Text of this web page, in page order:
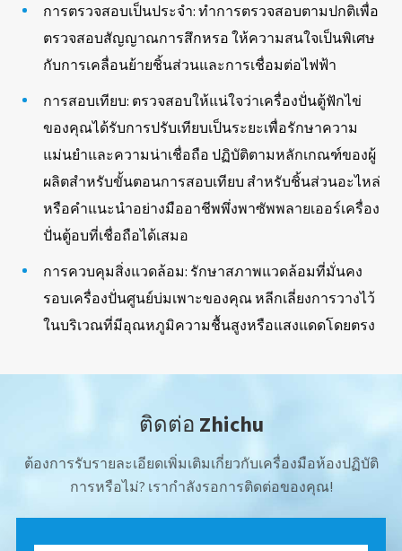
การตรวจสอบเป็นประจำ: ทำการตรวจสอบตามปกติเพื่อ
ตรวจสอบสัญญาณการสึกหรอ ให้ความสนใจเป็นพิเศษ
กับการเคลื่อนย้ายชิ้นส่วนและการเชื่อมต่อไฟฟ้า
การสอบเทียบ: ตรวจสอบให้แน่ใจว่าเครื่องปั่นตู้ฟักไข่
ของคุณได้รับการปรับเทียบเป็นระยะเพื่อรักษาความ
แม่นยำและความน่าเชื่อถือ ปฏิบัติตามหลักเกณฑ์ของผู้
ผลิตสำหรับขั้นตอนการสอบเทียบ สำหรับชิ้นส่วนอะไหล่
หรือคำแนะนำอย่างมืออาชีพพึ่งพาซัพพลายเออร์เครื่อง
ปั่นตู้อบที่เชื่อถือได้เสมอ
การควบคุมสิ่งแวดล้อม: รักษาสภาพแวดล้อมที่มั่นคง
รอบเครื่องปั่นศูนย์บ่มเพาะของคุณ หลีกเลี่ยงการวางไว้
ในบริเวณที่มีอุณหภูมิความชื้นสูงหรือแสงแดดโดยตรง
ติดต่อ Zhichu
ต้องการรับรายละเอียดเพิ่มเติมเกี่ยวกับเครื่องมือห้องปฏิบัติ
การหรือไม่? เรากำลังรอการติดต่อของคุณ!